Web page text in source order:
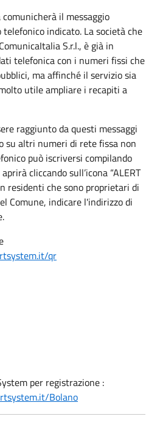
il messaggio
indicato. La società che
S.r.l., è già in
telefonica con i numeri fissi che
ma affinché il servizio sia
utile ampliare i recapiti a
raggiunto da questi messaggi
su altri numeri di rete fissa non
può iscriversi compilando
cliccando sull’icona “ALERT
residenti che sono proprietari di
Comune, indicare l'indirizzo di
qr
per registrazione :
Bolano